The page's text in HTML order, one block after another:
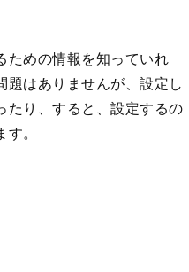
ための情報を知っていれ
題はありませんが、設定し
たり、すると、設定するの
。